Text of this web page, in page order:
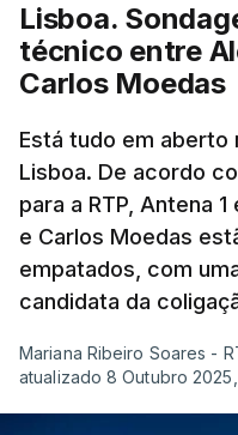
Lisboa.
técnico entre
Carlos Moedas
Está tudo em aberto
Lisboa. De acordo
para a RTP, Antena
e Carlos Moedas
empatados, com
candidata da
Mariana Ribeiro Soares -
atualizado 8 Outubro 2025,